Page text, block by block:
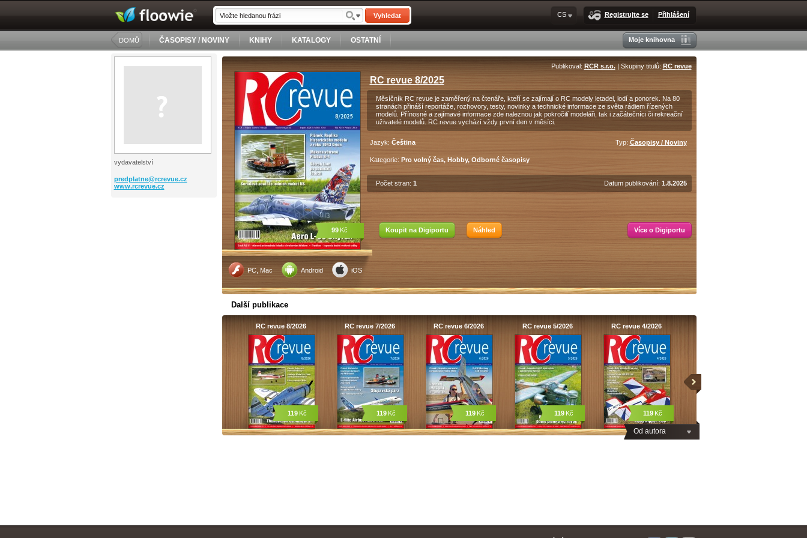
Vyhledat Registrujte se Přihlášení
CS
DOMŮ ČASOPISY / NOVINY KNIHY KATALOGY OSTATNÍ Moje knihovna
vydavatelství
predplatne@rcrevue.cz
www.rcrevue.cz
PC, Mac Android iOS
99 Kč
Publikoval: RCR s.r.o.| Skupiny titulů: RC revue
RC revue 8/2025
Měsíčník RC revue je zaměřený na čtenáře, kteří se zajímají o RC modely letadel, lodí a ponorek. Na 80
stranách přináší reportáže, rozhovory, testy, novinky a technické informace ze světa rádiem řízených
modelů. Přínosné a zajímavé informace zde naleznou jak pokročilí modeláři, tak i začátečníci či rekreační
uživatelé modelů. RC revue vychází vždy první den v měsíci.
Jazyk: Čeština Typ: Časopisy / Noviny
Kategorie: Pro volný čas, Hobby, Odborné časopisy
Počet stran: 1 Datum publikování: 1.8.2025
Koupit na Digiportu Náhled Více o Digiportu
Další publikace
Od autora
RC revue 8/2026
119Kč
RC revue 7/2026
119Kč
RC revue 6/2026
119Kč
RC revue 5/2026
119Kč
RC revue 4/2026
119Kč